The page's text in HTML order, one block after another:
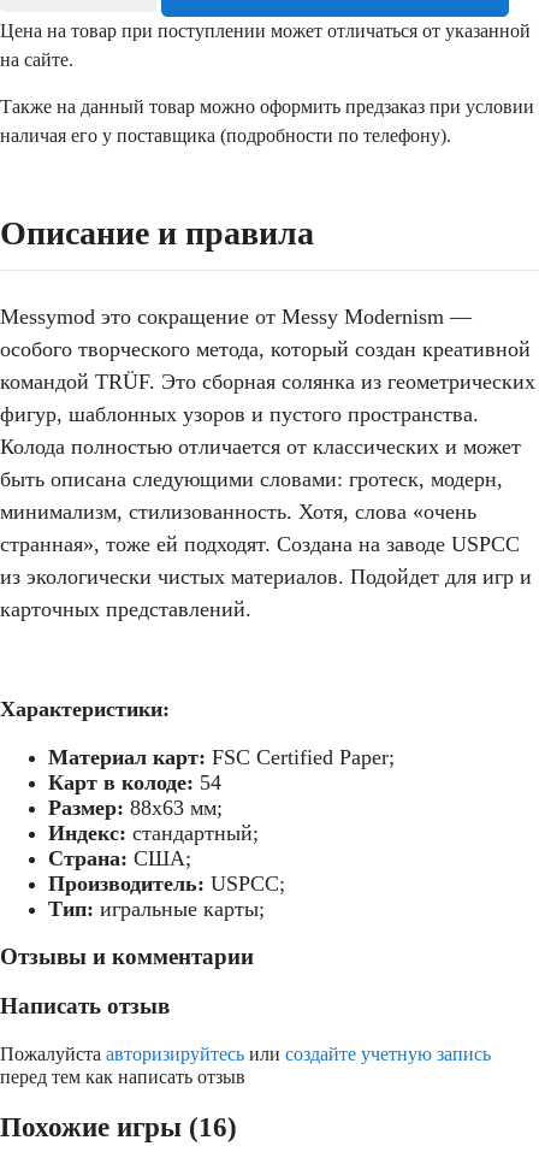
Цена на товар при поступлении может отличаться от указанной
на сайте.
Также на данный товар можно оформить предзаказ при условии
наличая его у поставщика (подробности по телефону).
Описание и правила
Messymod это сокращение от Messy Modernism —
особого творческого метода, который создан креативной
командой TRÜF. Это сборная солянка из геометрических
фигур, шаблонных узоров и пустого пространства.
Колода полностью отличается от классических и может
быть описана следующими словами: гротеск, модерн,
минимализм, стилизованность. Хотя, слова «очень
странная», тоже ей подходят. Создана на заводе USPCC
из экологически чистых материалов. Подойдет для игр и
карточных представлений.
Характеристики:
Материал карт: FSC Certified Paper;
Карт в колоде: 54
Размер: 88х63 мм;
Индекс: стандартный;
Страна: США;
Производитель: USPCC;
Тип: игральные карты;
Отзывы и комментарии
Написать отзыв
Пожалуйста авторизируйтесь или создайте учетную запись
перед тем как написать отзыв
Похожие игры (16)